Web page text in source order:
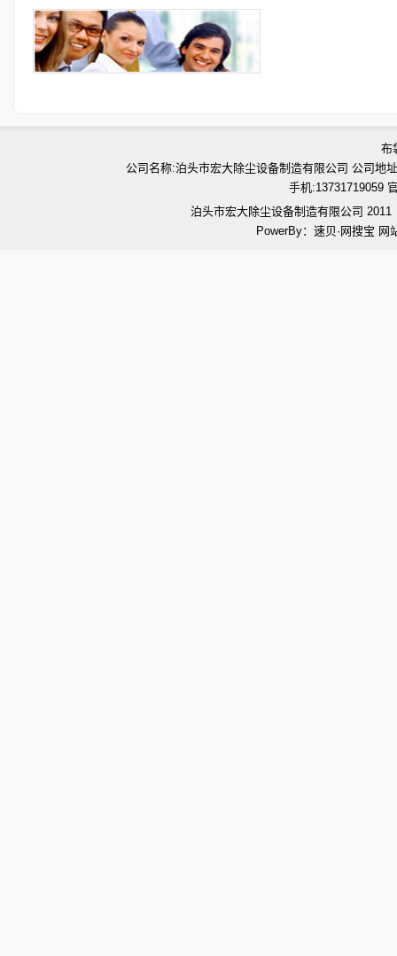
布
公司名称:泊头市宏大除尘设备制造有限公司 公司地
手机:13731719059
泊头市宏大除尘设备制造有限公司
PowerBy：速贝·网搜宝